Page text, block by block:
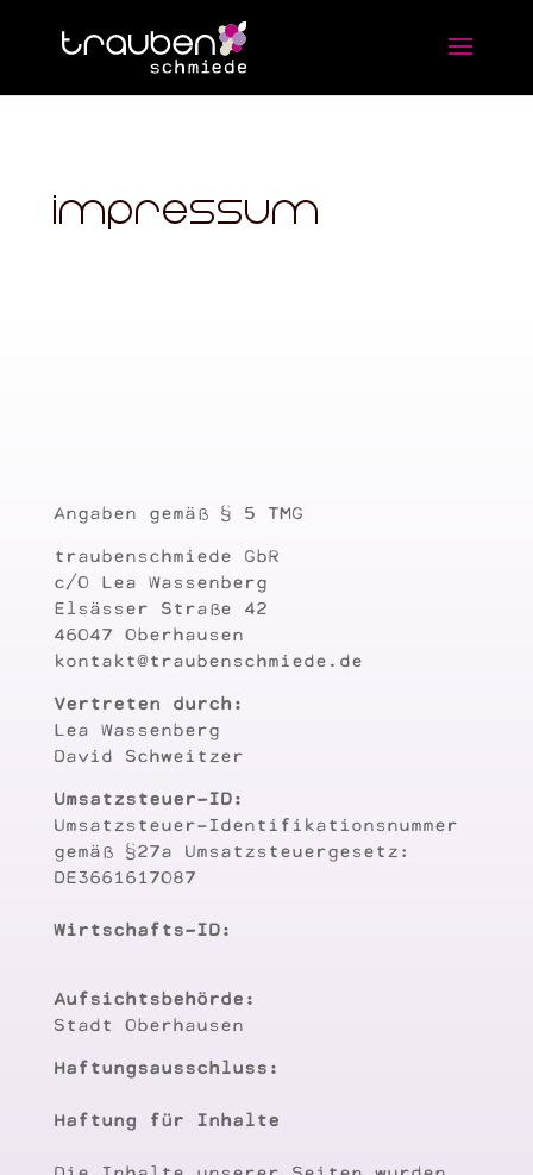
Impressum
Angaben gemäß § 5 TMG
traubenschmiede GbR
c/O Lea Wassenberg
Elsässer Straße 42
46047 Oberhausen
kontakt@traubenschmiede.de
Vertreten durch:
Lea Wassenberg
David Schweitzer
Umsatzsteuer-ID:
Umsatzsteuer-Identifikationsnummer
gemäß §27a Umsatzsteuergesetz:
DE3661617087
Wirtschafts-ID:
Aufsichtsbehörde:
Stadt Oberhausen
Haftungsausschluss:
Haftung für Inhalte
Die Inhalte unserer Seiten wurden